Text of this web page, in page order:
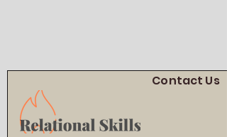
Contact Us